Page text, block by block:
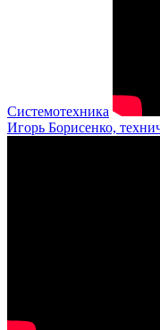
Системотехника
Игорь Борисенко,